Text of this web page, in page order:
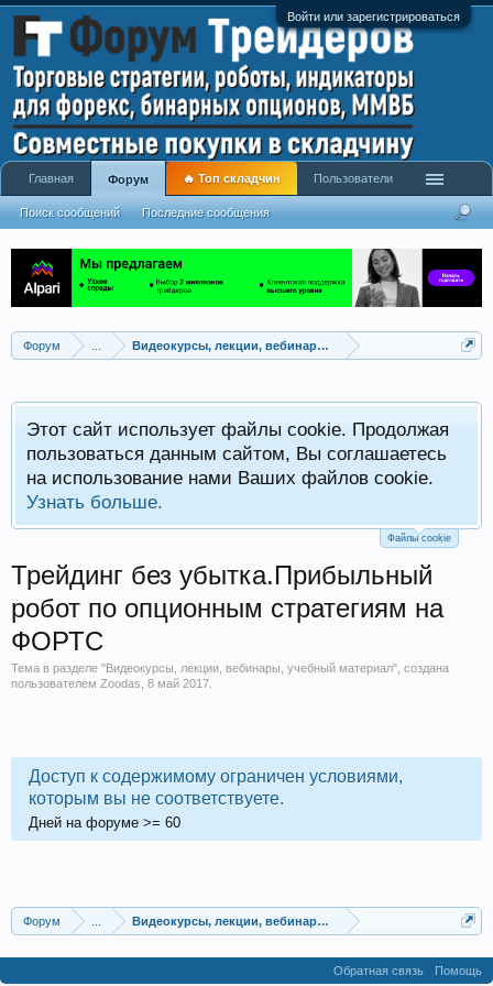
Войти или зарегистрироваться
Форум Видеокурсы, лекции, вебинары, учебный материал
Этот сайт использует файлы cookie. Продолжая
пользоваться данным сайтом, Вы соглашаетесь
на использование нами Ваших файлов cookie.
Узнать больше.
Файлы cookie
Трейдинг без убытка.Прибыльный
робот по опционным стратегиям на
ФОРТС
Тема в разделе "Видеокурсы, лекции, вебинары, учебный материал", создана
пользователем Zoodas 8 май 2017
Доступ к содержимому ограничен условиями,
которым вы не соответствуете.
Дней на форуме >= 60
Форум Видеокурсы, лекции, вебинары, учебный материал
Главная Форум
Поиск сообщений Последние сообщения
🔥 Топ складчин Пользователи
Обратная связь Помощь